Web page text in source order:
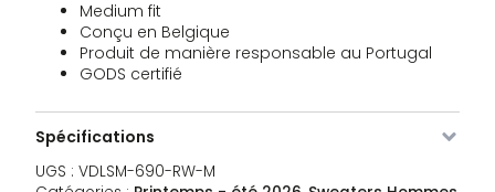
Medium fit
Conçu en Belgique
Produit de manière responsable au Portugal
GODS certifié
Spécifications
UGS : VDLSM-690-RW-M
VDLSM-
690-
RW-L
Brut L 50 stock
VDLSM-
RW-XL
79,95